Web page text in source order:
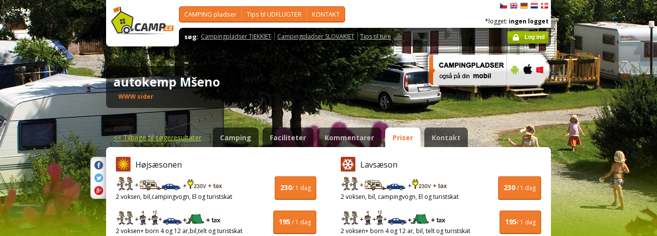
CAMPING pladser Tips til UDFLUGTER KONTAKT
søg: Campingpladser TJEKKIET Campingpladser SLOVAKIET Tips til ture
*logget: ingen logget
Log ind
autokemp Mšeno
WWW sider
<<Tilbage til søgeresultater Camping Faciliteter Kommentarer Priser Kontakt
Højsæsonen
230/ 1 dag
2 voksen, bil,campingvogn, El og turistskat
195 / 1 dag
2 voksen+ born 4 og 12 ar,bil,telt og turistskat
Lavsæson
230/ 1 dag
2 voksen, bil, campingvogn, El og turistskat
195/ 1 dag
2 voksen+ born 4 og 12 ar, bil, telt og turistskat